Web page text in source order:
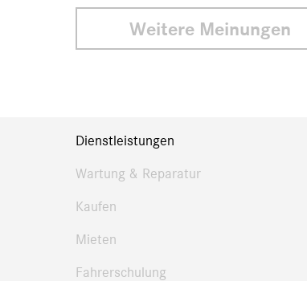
Weitere Meinungen
Dienstleistungen
Wartung & Reparatur
Kaufen
Mieten
Fahrerschulung